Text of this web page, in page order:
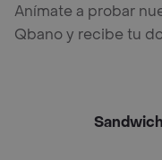
Anímate a probar
Qbano y recibe tu